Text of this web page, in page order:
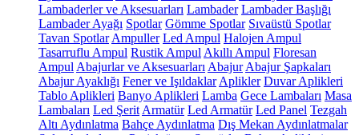
Lambaderler ve Aksesuarları Lambader Lambader Başlığı
Lambader Ayağı Spotlar Gömme Spotlar Sıvaüstü Spotlar
Tavan Spotlar Ampuller Led Ampul Halojen Ampul
Tasarruflu Ampul Rustik Ampul Akıllı Ampul Floresan
Ampul Abajurlar ve Aksesuarları Abajur Abajur Şapkaları
Abajur Ayaklığı Fener ve Işıldaklar Aplikler Duvar Aplikleri
Tablo Aplikleri Banyo Aplikleri Lamba Gece Lambaları Masa
Lambaları Led Şerit Armatür Led Armatür Led Panel Tezgah
Altı Aydınlatma Bahçe Aydınlatma Dış Mekan Aydınlatmalar